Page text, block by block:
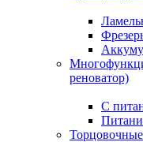
реноватор)
С